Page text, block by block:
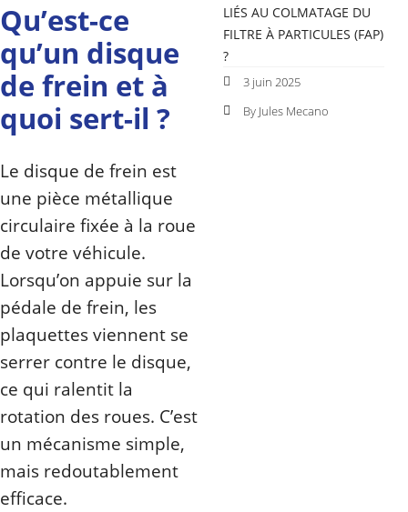
Qu’est-ce
qu’un disque
de frein et à
quoi sert-il ?
Le disque de frein est
une pièce métallique
circulaire fixée à la roue
de votre véhicule.
Lorsqu’on appuie sur la
pédale de frein, les
plaquettes viennent se
serrer contre le disque,
ce qui ralentit la
rotation des roues. C’est
un mécanisme simple,
mais redoutablement
efficace.
LIÉS AU COLMATAGE DU
FILTRE À PARTICULES (FAP)
?
3 juin 2025
By Jules Mecano